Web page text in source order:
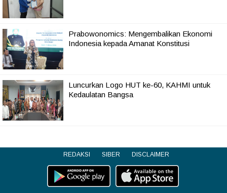
Prabowonomics: Mengembalikan Ekonomi
Indonesia kepada Amanat Konstitusi
Luncurkan Logo HUT ke-60, KAHMI untuk
Kedaulatan Bangsa
REDAKSI SIBER DISCLAIMER